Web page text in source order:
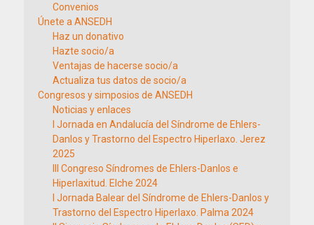
Convenios
Únete a ANSEDH
Haz un donativo
Hazte socio/a
Ventajas de hacerse socio/a
Actualiza tus datos de socio/a
Congresos y simposios de ANSEDH
Noticias y enlaces
I Jornada en Andalucía del Síndrome de Ehlers-
Danlos y Trastorno del Espectro Hiperlaxo. Jerez
2025
III Congreso Síndromes de Ehlers-Danlos e
Hiperlaxitud. Elche 2024
I Jornada Balear del Síndrome de Ehlers-Danlos y
Trastorno del Espectro Hiperlaxo. Palma 2024